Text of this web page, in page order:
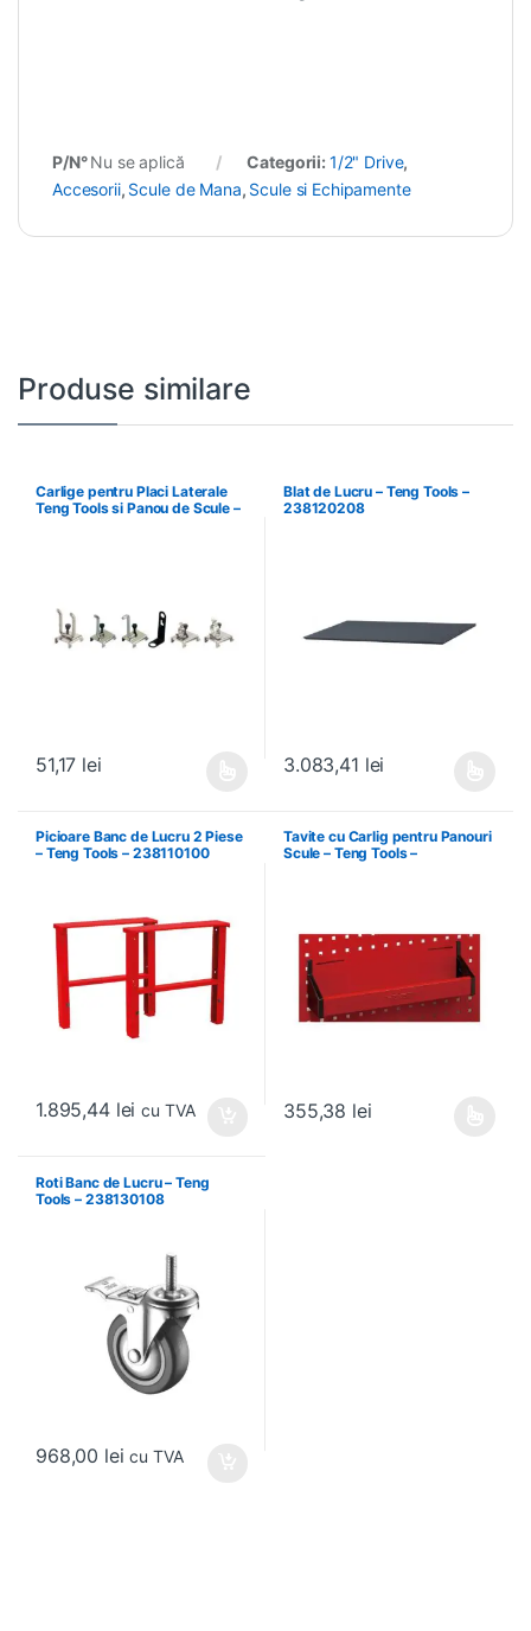
P/N°Nu se aplică Categorii: 1/2" Drive,
Accesorii, Scule de Mana, Scule si Echipamente
Produse similare
Carlige pentru Placi Laterale
Teng Tools si Panou de Scule –
51,17 lei
Blat de Lucru – Teng Tools –
238120208
3.083,41 lei
Picioare Banc de Lucru 2 Piese
– Teng Tools – 238110100
1.895,44 lei cu TVA
Tavite cu Carlig pentru Panouri
Scule – Teng Tools –
355,38 lei
Roti Banc de Lucru – Teng
Tools – 238130108
968,00 lei cu TVA